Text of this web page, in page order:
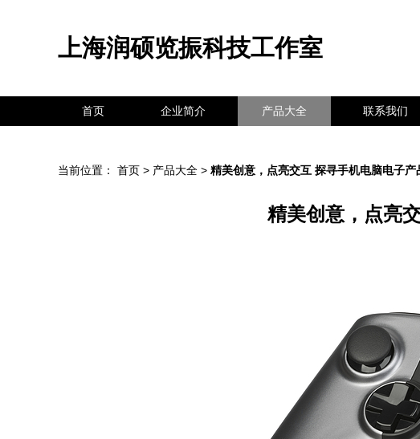
上海润硕览振科技工作室
首页 企业简介 产品大全 联系我们
当前位置： 首页 > 产品大全 > 精美创意，点亮交互 探寻手机电脑电子
精美创意，点亮